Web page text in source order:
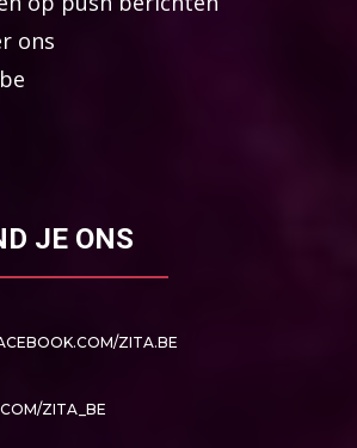
ons
JE ONS
ZITA.BE
ZITA_BE